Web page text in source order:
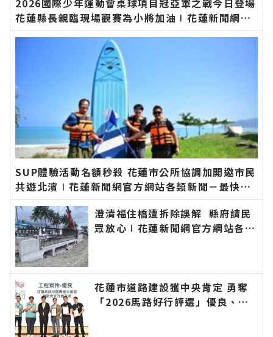
2026國際少年運動會桌球項目冠亞軍之戰今日登場
花蓮縣長親臨現場觀賽為小將加油∣花蓮新聞網官
方網站各類新聞－最快速的今日新聞報導 最新的在
SUP體驗活動名額秒殺 花蓮市公所協調加開邀市民
共遊北濱∣花蓮新聞網官方網站各類新聞－最快速
的今日新聞報導 最新的在地資訊！
澄清福住橋遭拆除誤解 縣府請民
眾放心∣花蓮新聞網官方網站各類
花蓮市道路建設獲中央肯定 勇奪
「2026馬路好行評選」優良、佳